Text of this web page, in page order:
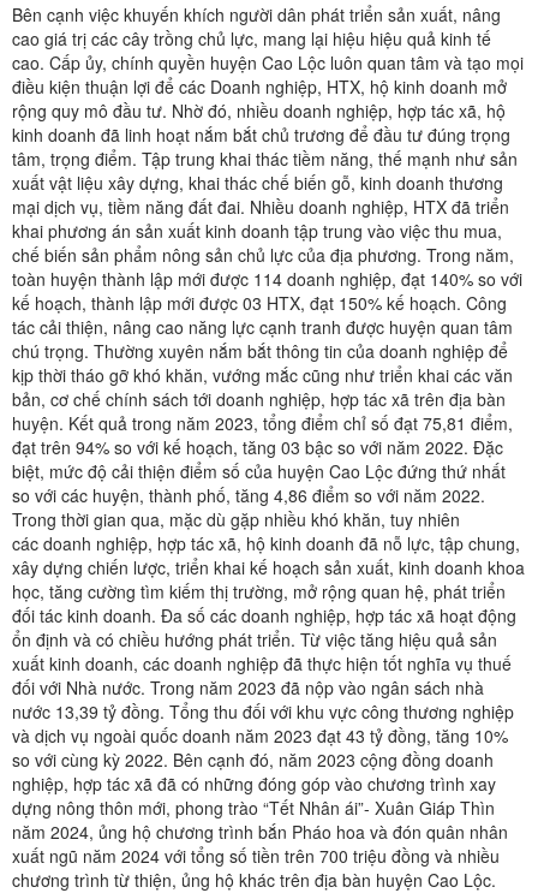
Bên cạnh việc khuyến khích người dân phát triển sản xuất, nâng
cao giá trị các cây trồng chủ lực, mang lại hiệu hiệu quả kinh tế
cao. Cấp ủy, chính quyền huyện Cao Lộc luôn quan tâm và tạo mọi
điều kiện thuận lợi để các Doanh nghiệp, HTX, hộ kinh doanh mở
rộng quy mô đầu tư. Nhờ đó, nhiều doanh nghiệp, hợp tác xã, hộ
kinh doanh đã linh hoạt nắm bắt chủ trương để đầu tư đúng trọng
tâm, trọng điểm. Tập trung khai thác tiềm năng, thế mạnh như sản
xuất vật liệu xây dựng, khai thác chế biến gỗ, kinh doanh thương
mại dịch vụ, tiềm năng đất đai. Nhiều doanh nghiệp, HTX đã triển
khai phương án sản xuất kinh doanh tập trung vào việc thu mua,
chế biến sản phẩm nông sản chủ lực của địa phương. Trong năm,
toàn huyện thành lập mới được 114 doanh nghiệp, đạt 140% so với
kế hoạch, thành lập mới được 03 HTX, đạt 150% kế hoạch. Công
tác cải thiện, nâng cao năng lực cạnh tranh được huyện quan tâm
chú trọng. Thường xuyên nắm bắt thông tin của doanh nghiệp để
kịp thời tháo gỡ khó khăn, vướng mắc cũng như triển khai các văn
bản, cơ chế chính sách tới doanh nghiệp, hợp tác xã trên địa bàn
huyện. Kết quả trong năm 2023, tổng điểm chỉ số đạt 75,81 điểm,
đạt trên 94% so với kế hoạch, tăng 03 bậc so với năm 2022. Đặc
biệt, mức độ cải thiện điểm số của huyện Cao Lộc đứng thứ nhất
so với các huyện, thành phố, tăng 4,86 điểm so với năm 2022.
Trong thời gian qua, mặc dù gặp nhiều khó khăn, tuy nhiên
các doanh nghiệp, hợp tác xã, hộ kinh doanh đã nỗ lực, tập chung,
xây dựng chiến lược, triển khai kế hoạch sản xuất, kinh doanh khoa
học, tăng cường tìm kiếm thị trường, mở rộng quan hệ, phát triển
đối tác kinh doanh. Đa số các doanh nghiệp, hợp tác xã hoạt động
ổn định và có chiều hướng phát triển. Từ việc tăng hiệu quả sản
xuất kinh doanh, các doanh nghiệp đã thực hiện tốt nghĩa vụ thuế
đối với Nhà nước. Trong năm 2023 đã nộp vào ngân sách nhà
nước 13,39 tỷ đồng. Tổng thu đối với khu vực công thương nghiệp
và dịch vụ ngoài quốc doanh năm 2023 đạt 43 tỷ đồng, tăng 10%
so với cùng kỳ 2022. Bên cạnh đó, năm 2023 cộng đồng doanh
nghiệp, hợp tác xã đã có những đóng góp vào chương trình xay
dựng nông thôn mới, phong trào “Tết Nhân ái”- Xuân Giáp Thìn
năm 2024, ủng hộ chương trình bắn Pháo hoa và đón quân nhân
xuất ngũ năm 2024 với tổng số tiền trên 700 triệu đồng và nhiều
chương trình từ thiện, ủng hộ khác trên địa bàn huyện Cao Lộc.